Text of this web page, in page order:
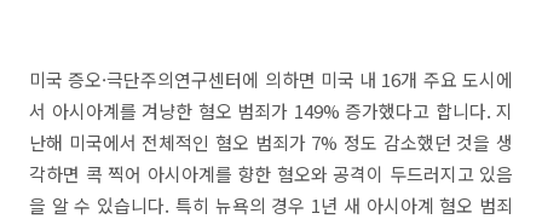
미국 증오·극단주의연구센터에 의하면 미국 내 16개 주요 도시에
서 아시아계를 겨냥한 혐오 범죄가 149% 증가했다고 합니다. 지
난해 미국에서 전체적인 혐오 범죄가 7% 정도 감소했던 것을 생
각하면 콕 찍어 아시아계를 향한 혐오와 공격이 두드러지고 있음
을 알 수 있습니다. 특히 뉴욕의 경우 1년 새 아시아계 혐오 범죄